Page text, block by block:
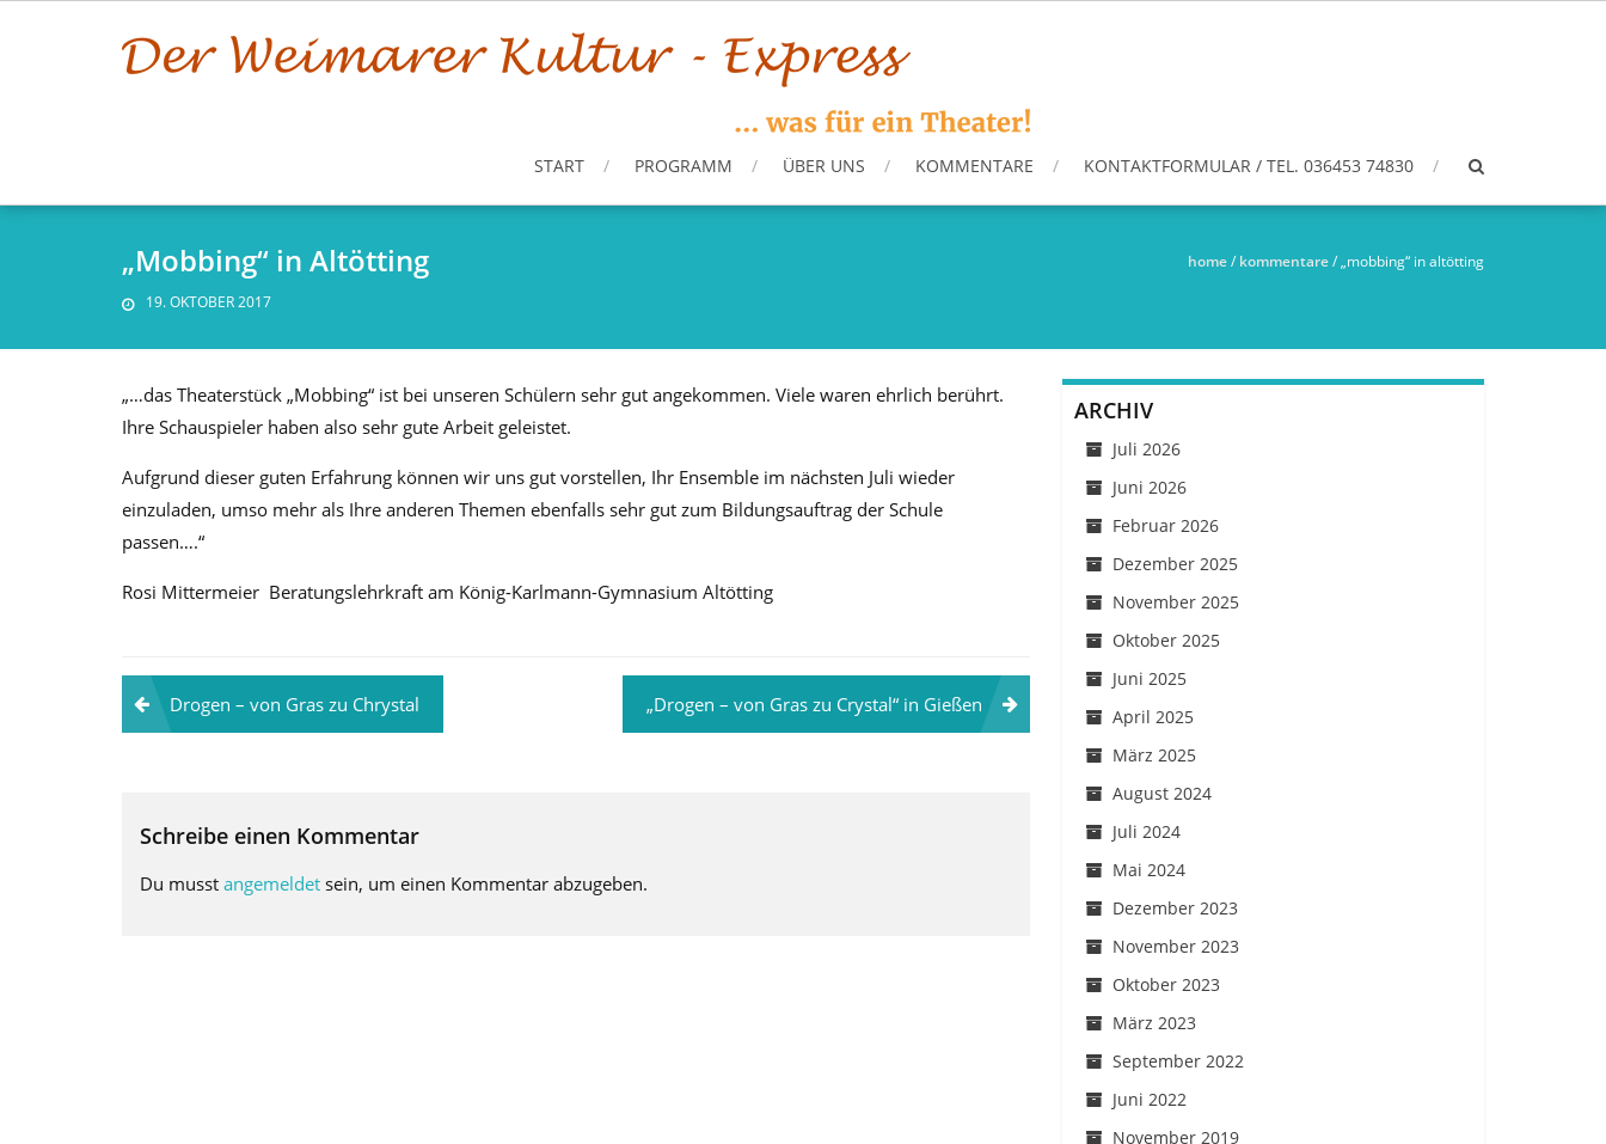
START PROGRAMM ÜBER UNS KOMMENTARE KONTAKTFORMULAR / TEL. 036453 74830
„Mobbing“ in Altötting
19. OKTOBER 2017
home/kommentare/„mobbing“ in altötting
„…das Theaterstück „Mobbing“ ist bei unseren Schülern sehr gut angekommen. Viele waren ehrlich berührt.
Ihre Schauspieler haben also sehr gute Arbeit geleistet.
Aufgrund dieser guten Erfahrung können wir uns gut vorstellen, Ihr Ensemble im nächsten Juli wieder
einzuladen, umso mehr als Ihre anderen Themen ebenfalls sehr gut zum Bildungsauftrag der Schule
passen….“
Rosi Mittermeier Beratungslehrkraft am König-Karlmann-Gymnasium Altötting
Beitragsnavigation
Drogen – von Gras zu Chrystal „Drogen – von Gras zu Crystal“ in Gießen
Schreibe einen Kommentar
Du musst angemeldet sein, um einen Kommentar abzugeben.
ARCHIV
Juli 2026
Juni 2026
Februar 2026
Dezember 2025
November 2025
Oktober 2025
Juni 2025
April 2025
März 2025
August 2024
Juli 2024
Mai 2024
Dezember 2023
November 2023
Oktober 2023
März 2023
September 2022
Juni 2022
November 2019